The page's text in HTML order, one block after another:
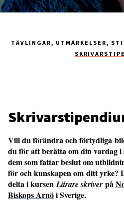
TÄVLINGAR, UTMÄRKELSER,
Vill du förändra och förtydliga
du för att berätta om din vardag i
dem som fattar beslut om
för och kunskapen om ditt yrke?
delta i kursenLärare skriver på
Biskops Arnöi Sverige.